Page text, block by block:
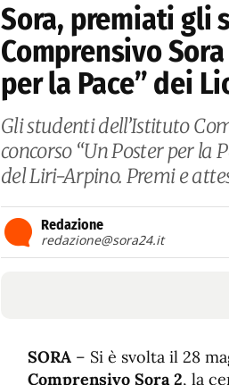
Sora, premiati gli
Comprensivo
per la Pace” dei
Gli studenti dell’Istituto
concorso “Un Poster per la
del Liri-Arpino. Premi e
Redazione
redazione@sora24.it
SORA – Si è svolta il 28
Comprensivo Sora 2, la